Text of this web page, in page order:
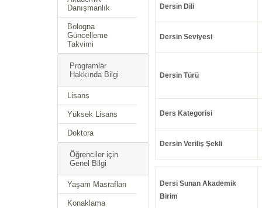
Danışmanlık
Bologna
Güncelleme
Takvimi
Programlar
Hakkında Bilgi
Lisans
Yüksek Lisans
Doktora
Öğrenciler için
Genel Bilgi
Yaşam Masrafları
Konaklama
Dersin Dili
Dersin Seviyesi
Dersin Türü
Ders Kategorisi
Dersin Veriliş Şekli
Dersi Sunan Akademik
Birim